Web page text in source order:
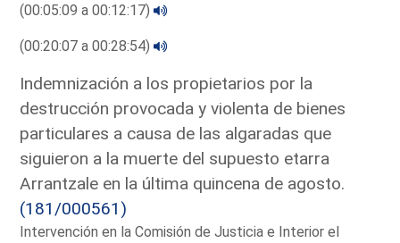
(00:05:09 a 00:12:17)
(00:20:07 a 00:28:54)
Indemnización a los propietarios por la
destrucción provocada y violenta de bienes
particulares a causa de las algaradas que
siguieron a la muerte del supuesto etarra
Arrantzale en la última quincena de agosto.
(181/000561)
Intervención en la Comisión de Justicia e Interior el